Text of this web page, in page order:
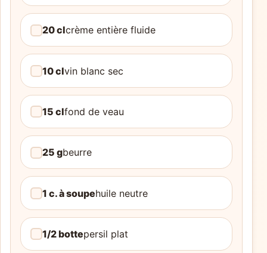
20 clcrème entière fluide
10 clvin blanc sec
15 clfond de veau
25 gbeurre
1 c. à soupehuile neutre
1/2 bottepersil plat